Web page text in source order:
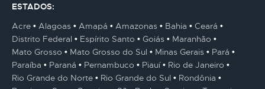
ESTADOS:
Acre
Alagoas Amapá Amazonas Bahia
Ceará
Distrito Federal
Espírito Santo Goiás
Maranhão
Mato Grosso
Mato Grosso do Sul Minas Gerais
Pará
Paraíba
Paraná Pernambuco Piauí
Rio de Janeiro
Rio Grande do Norte
Rio Grande do Sul
Rondônia